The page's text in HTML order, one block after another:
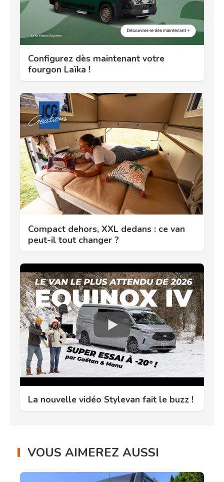
Configurez dès maintenant votre
fourgon Laïka !
Compact dehors, XXL dedans : ce van
peut-il tout changer ?
La nouvelle vidéo Stylevan fait le buzz !
VOUS AIMEREZ AUSSI